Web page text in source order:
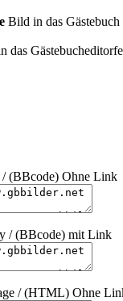
Bild in das Gästebuch
/ (BBcode) Ohne Link
/ (BBcode) mit Link
/ (HTML) Ohne